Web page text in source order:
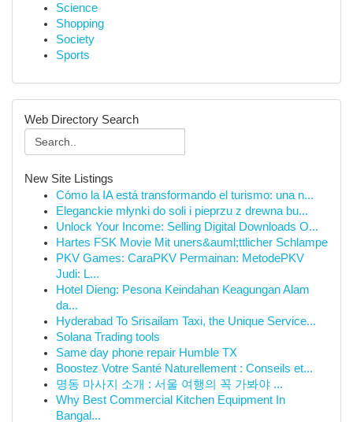
Science
Shopping
Society
Sports
Web Directory Search
New Site Listings
Cómo la IA está transformando el turismo: una n...
Eleganckie młynki do soli i pieprzu z drewna bu...
Unlock Your Income: Selling Digital Downloads O...
Hartes FSK Movie Mit uners&auml;ttlicher Schlampe
PKV Games: CaraPKV Permainan: MetodePKV
Judi: L...
Hotel Dieng: Pesona Keindahan Keagungan Alam
da...
Hyderabad To Srisailam Taxi, the Unique Service...
Solana Trading tools
Same day phone repair Humble TX
Boostez Votre Santé Naturellement : Conseils et...
명동 마사지 소개 : 서울 여행의 꼭 가봐야 ...
Why Best Commercial Kitchen Equipment In
Bangal...